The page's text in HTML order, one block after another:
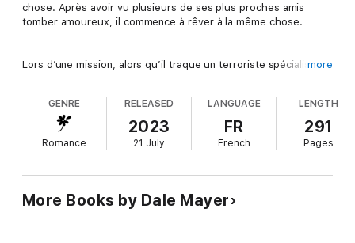
chose. Après avoir vu plusieurs de ses plus proches amis
tomber amoureux, il commence à rêver à la même chose.
Lors d’une mission, alors qu’il traque un terroriste spécialisé en
Malheureusement, les circonstances de sa présence sont plus
que douteuses. Et le problème, c’est que Dane ne parvient pas
à savoir de quel côté elle est.
Marielle est venue d’Allemagne pour un court voyage d’affaires.
Elle ne s’attendait pas à décevoir la personne même qu’elle est
venue voir, pas plus que de tomber dans les bras d’un homme
more
GENRE
Romance
RELEASED
2023
21 July
LANGUAGE
FR
French
LENGTH
291
Pages
More Books by Dale Mayer